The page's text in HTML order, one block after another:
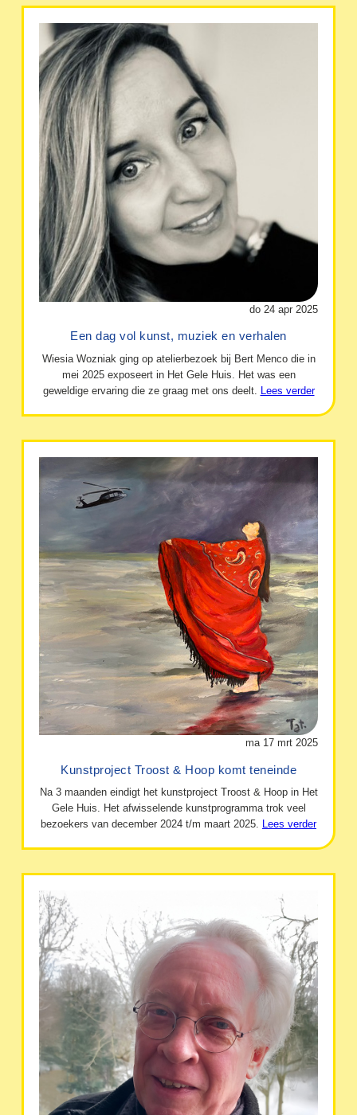
do 24 apr 2025
Een dag vol kunst, muziek en verhalen
Wiesia Wozniak ging op atelierbezoek bij Bert Menco die in
mei 2025 exposeert in Het Gele Huis. Het was een
geweldige ervaring die ze graag met ons deelt.
Lees verder
ma 17 mrt 2025
Kunstproject Troost & Hoop komt teneinde
Na 3 maanden eindigt het kunstproject Troost & Hoop in Het
Gele Huis. Het afwisselende kunstprogramma trok veel
bezoekers van december 2024 t/m maart 2025. Lees verder